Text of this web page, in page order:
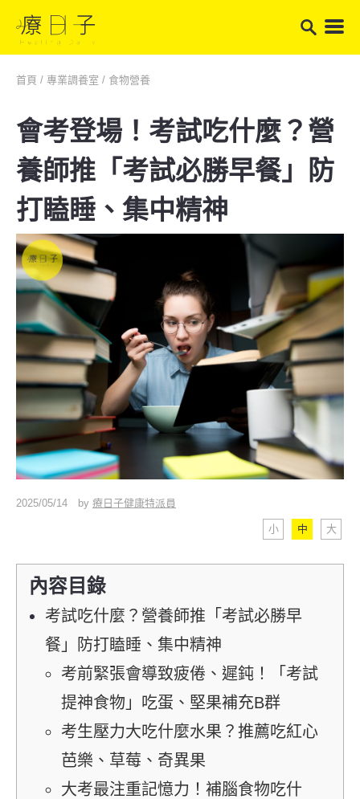
首頁 / 專業調養室 / 食物營養
會考登場！考試吃什麼？營
養師推「考試必勝早餐」防
打瞌睡、集中精神
2025/05/14 by 療日子健康特派員
小 中 大
內容目錄
考試吃什麼？營養師推「考試必勝早
餐」防打瞌睡、集中精神
考前緊張會導致疲倦、遲鈍！「考試
提神食物」吃蛋、堅果補充B群
考生壓力大吃什麼水果？推薦吃紅心
芭樂、草莓、奇異果
大考最注重記憶力！補腦食物吃什